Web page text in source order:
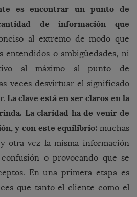
es encontrar un punto de
de información que
al extremo de modo que
entendidos o ambigüedades, ni
al máximo al punto de
veces desvirtuar el significado
La clave está en ser claros en la
La claridad ha de venir de
y con este equilibrio: muchas
otra vez la misma información
o provocando que se
En una primera etapa es
que tanto el cliente como el